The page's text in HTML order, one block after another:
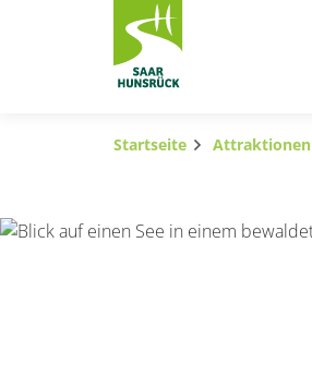
Zum Hauptinhalt springen
Startseite Attraktionen